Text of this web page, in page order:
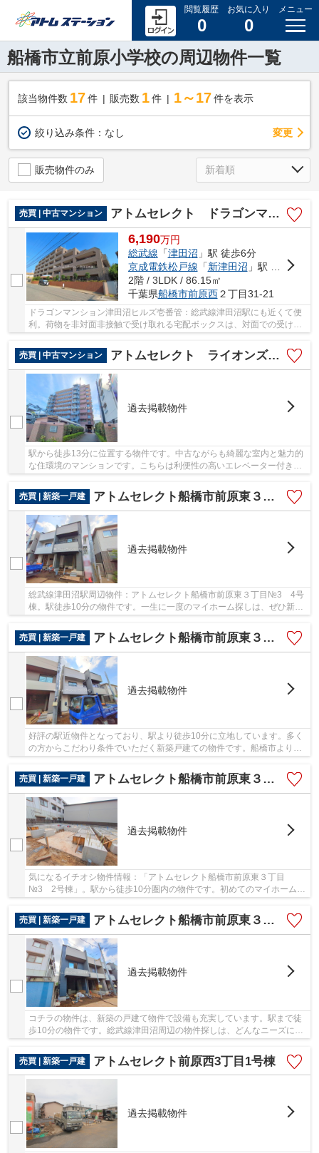
閲覧履歴
0
お気に入り
0
メニュー
船橋市立前原小学校の周辺物件一覧
該当物件数 17件 販売数 1 件 1～17 件を表示
絞り込み条件： なし 変更
販売物件のみ
売買 | 中古マンション アトムセレクト ドラゴンマンション津田沼ヒルズ壱番管
6,190万円
総武線 「津田沼 」駅 徒歩6分
京成電鉄松戸線 「新津田沼 」駅 徒歩9分
2階 / 3LDK / 86.15㎡
千葉県船橋市前原西２丁目31-21
ドラゴンマンション津田沼ヒルズ壱番管：総武線津田沼駅にも近くて便
利。荷物を非対面非接触で受け取れる宅配ボックスは、対面での受け渡
売買 | 中古マンション
アトムセレクト ライオンズマンション津田沼前原第二 3階
過去掲載物件
駅から徒歩13分に位置する物件です。中古ながらも綺麗な室内と魅力的
な住環境のマンションです。こちらは利便性の高いエレベーター付きの
売買 | 新築一戸建
アトムセレクト船橋市前原東３丁目№3 4号棟
過去掲載物件
総武線津田沼駅周辺物件：アトムセレクト船橋市前原東３丁目№3 4号
棟。駅徒歩10分の物件です。一生に一度のマイホーム探しは、ぜひ新築
売買 | 新築一戸建
アトムセレクト船橋市前原東３丁目№3 3号棟
過去掲載物件
好評の駅近物件となっており、駅より徒歩10分に立地しています。多く
の方からこだわり条件でいただく新築戸建ての物件です。船橋市よりご
売買 | 新築一戸建
アトムセレクト船橋市前原東３丁目№3 2号棟
過去掲載物件
気になるイチオシ物件情報：「アトムセレクト船橋市前原東３丁目
№3 2号棟」。駅から徒歩10分圏内の物件です。初めてのマイホームに
売買 | 新築一戸建
アトムセレクト船橋市前原東３丁目№3 １号棟
過去掲載物件
コチラの物件は、新築の戸建て物件で設備も充実しています。駅まで徒
歩10分の物件です。総武線津田沼周辺の物件探しは、どんなニーズにも
お応えできるよう、様々な物件を取り揃えた当...
売買 | 新築一戸建
アトムセレクト前原西3丁目1号棟
過去掲載物件